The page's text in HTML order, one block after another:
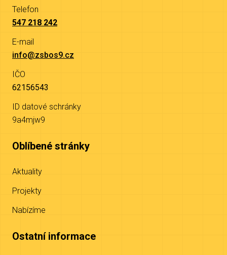
Telefon
547 218 242
E-mail
info@zsbos9.cz
IČO
62156543
ID datové schránky
9a4mjw9
Oblíbené stránky
Aktuality
Projekty
Nabízíme
Ostatní informace